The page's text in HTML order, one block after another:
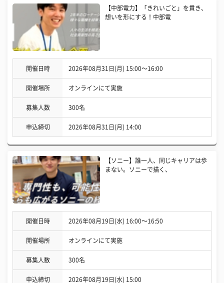
【中部電力】「きれいごと」を貫き、
想いを形にする！中部電
開催日時 2026年08月31日(月) 15:00〜16:00
開催場所 オンラインにて実施
募集人数 300名
申込締切 2026年08月31日(月) 14:00
【ソニー】誰一人、同じキャリアは歩
まない。ソニーで描く、
開催日時 2026年08月19日(水) 16:00〜16:50
開催場所 オンラインにて実施
募集人数 300名
申込締切 2026年08月19日(水) 15:00